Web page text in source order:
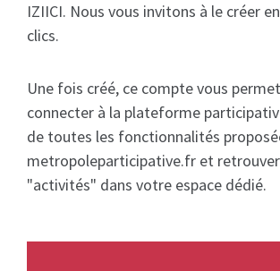
IZIICI. Nous vous invitons à le créer
clics.
Une fois créé, ce compte vous
connecter à la plateforme
de toutes les fonctionnalités
metropoleparticipative.fr et
"activités" dans votre espace dédié.